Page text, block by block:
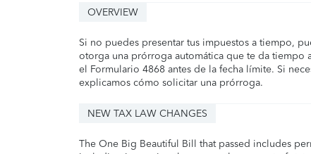
OVERVIEW
Si no puedes presentar tus impuestos a tiempo,
otorga una prórroga automática que te da tiempo
el Formulario 4868 antes de la fecha límite. Si
explicamos cómo solicitar una prórroga.
NEW TAX LAW CHANGES
The One Big Beautiful Bill that passed includes